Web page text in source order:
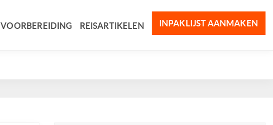
VOORBEREIDING REISARTIKELEN INPAKLIJST AANMAKEN